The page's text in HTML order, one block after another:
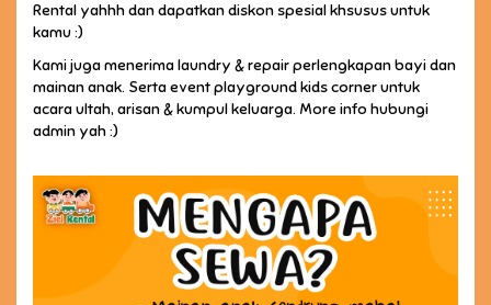
Rental yahhh dan dapatkan diskon spesial khsusus untuk
kamu :)
Kami juga menerima laundry & repair perlengkapan bayi dan
mainan anak. Serta event playground kids corner untuk
acara ultah, arisan & kumpul keluarga. More info hubungi
admin yah :)